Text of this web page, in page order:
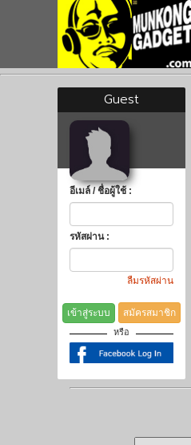
Guest
อีเมล์ / ชื่อผู้ใช้ :
รหัสผ่าน :
ลืมรหัสผ่าน
เข้าสู่ระบบ สมัครสมาชิก
หรือ